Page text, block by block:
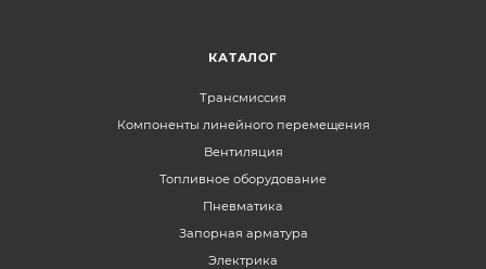
КАТАЛОГ
Трансмиссия
Компоненты линейного перемещения
Вентиляция
Топливное оборудование
Пневматика
Запорная арматура
Электрика